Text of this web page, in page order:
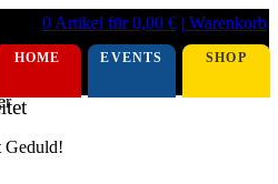
0 Artikel für 0,00 € | Warenkorb
HOME EVENTS SHOP
Geduld!